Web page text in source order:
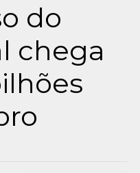
do
chega